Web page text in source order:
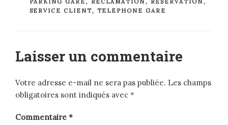
PARKING GARE , RÉCLAMATION , RÉSERVATION ,
SERVICE CLIENT, TELEPHONE GARE
Laisser un commentaire
Votre adresse e-mail ne sera pas publiée. Les champs
obligatoires sont indiqués avec *
Commentaire *